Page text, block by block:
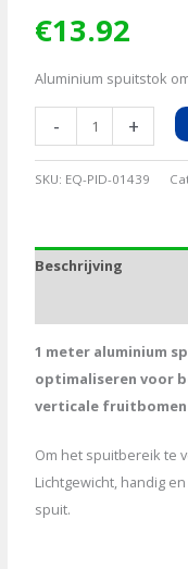
€13.92
Aluminium spuitstok
-
Spuitstok
1m
aluminium
aantal
+
SKU: EQ-PID-01439
Beschrijving
1 meter aluminium
optimaliseren voor
verticale fruitbomen
Om het spuitbereik te
Lichtgewicht, handig
spuit.